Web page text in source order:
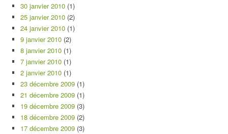
30 janvier 2010 (1)
25 janvier 2010 (2)
24 janvier 2010 (1)
9 janvier 2010 (2)
8 janvier 2010 (1)
7 janvier 2010 (1)
2 janvier 2010 (1)
23 décembre 2009 (1)
21 décembre 2009 (1)
19 décembre 2009 (3)
18 décembre 2009 (2)
17 décembre 2009 (3)